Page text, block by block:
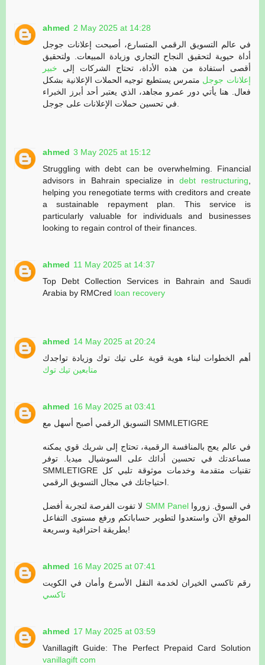
ahmed 2 May 2025 at 14:28
في عالم التسويق الرقمي المتسارع، أصبحت إعلانات جوجل
أداة حيوية لتحقيق النجاح التجاري وزيادة المبيعات. ولتحقيق
أقصى استفادة من هذه الأداة، تحتاج الشركات إلى خبير
إعلانات جوجل متمرس يستطيع توجيه الحملات الإعلانية بشكل
فعال. هنا يأتي دور عمرو مجاهد، الذي يعتبر أحد أبرز الخبراء
ahmed 3 May 2025 at 15:12
Struggling with debt can be overwhelming. Financial
advisors in Bahrain specialize in debt restructuring
helping you renegotiate terms with creditors and create
a sustainable repayment plan. This service is
particularly valuable for individuals and businesses
looking to regain control of their finances.
ahmed 11 May 2025 at 14:37
Top Debt Collection Services in Bahrain and Saudi
Arabia by RMCred loan recovery
ahmed 14 May 2025 at 20:24
أهم الخطوات لبناء هوية قوية على تيك توك وزيادة تواجدك
متابعين تيك توك
ahmed 16 May 2025 at 03:41
التسويق الرقمي أصبح أسهل مع SMMLETIGRE
في عالم يعج بالمنافسة الرقمية، تحتاج إلى شريك قوي يمكنه
مساعدتك في تحسين أدائك على السوشيال ميديا. توفر
SMMLETIGRE تقنيات متقدمة وخدمات موثوقة تلبي كل
SMM Panelفي السوق. زوروا
الموقع الآن واستعدوا لتطوير حساباتكم ورفع مستوى التفاعل
بطريقة احترافية وسريعة!
ahmed 16 May 2025 at 07:41
رقم تاكسي الخيران لخدمة النقل الأسرع وأمان في الكويت
تاكسي
ahmed 17 May 2025 at 03:59
Vanillagift Guide: The Perfect Prepaid Card Solution
vanillagift com